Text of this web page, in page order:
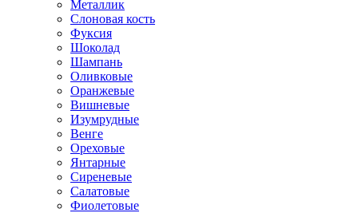
Металлик
Слоновая кость
Фуксия
Шоколад
Шампань
Оливковые
Оранжевые
Вишневые
Изумрудные
Венге
Ореховые
Янтарные
Сиреневые
Салатовые
Фиолетовые